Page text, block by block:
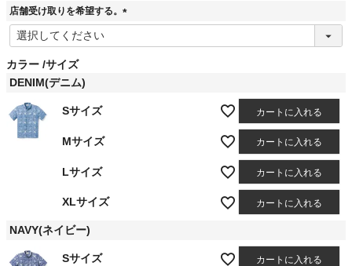
店舗受け取りを希望する。
(
カラー サイズ
DENIM(デニム)
Sサイズ カートに入れる
Mサイズ カートに入れる
Lサイズ カートに入れる
XLサイズ カートに入れる
NAVY(ネイビー)
Sサイズ カートに入れる